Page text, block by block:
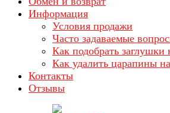
Информация
Условия продажи
Часто задаваемые
Как подобрать заглушки
Как удалить царапины
Контакты
Отзывы